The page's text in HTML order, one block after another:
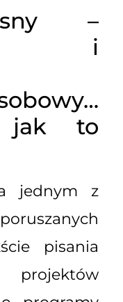
–
i
jak to
jednym z
pisania